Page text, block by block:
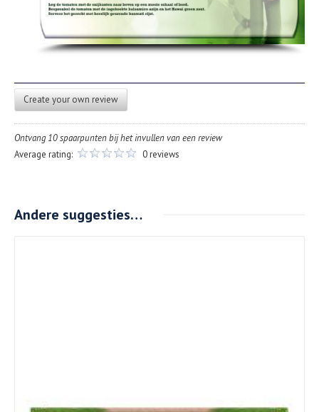
Create your own review
Ontvang 10 spaarpunten bij het invullen van een review
Average rating:
0 reviews
Andere suggesties…